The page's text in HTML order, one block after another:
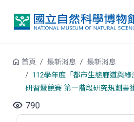
首頁 最新消息
最新消息
112學年度「都市生態廊道與
研習暨競賽 第一階段研究規劃書
790